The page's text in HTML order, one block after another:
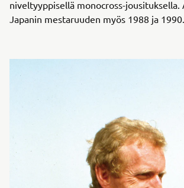
niveltyyppisellä monocross-
Japanin mestaruuden myös 1988 ja 1990.